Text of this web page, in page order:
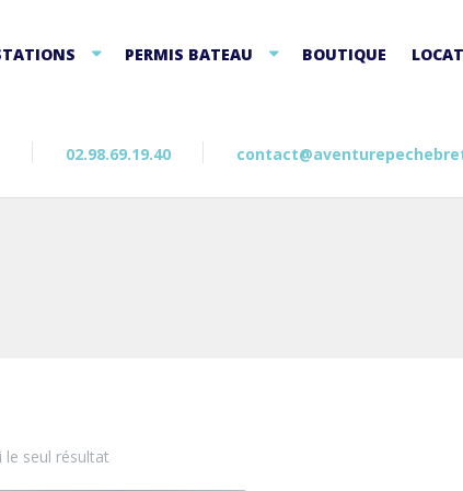
PERMIS BATEAU BOUTIQUE
02.98.69.19.40
le seul résultat